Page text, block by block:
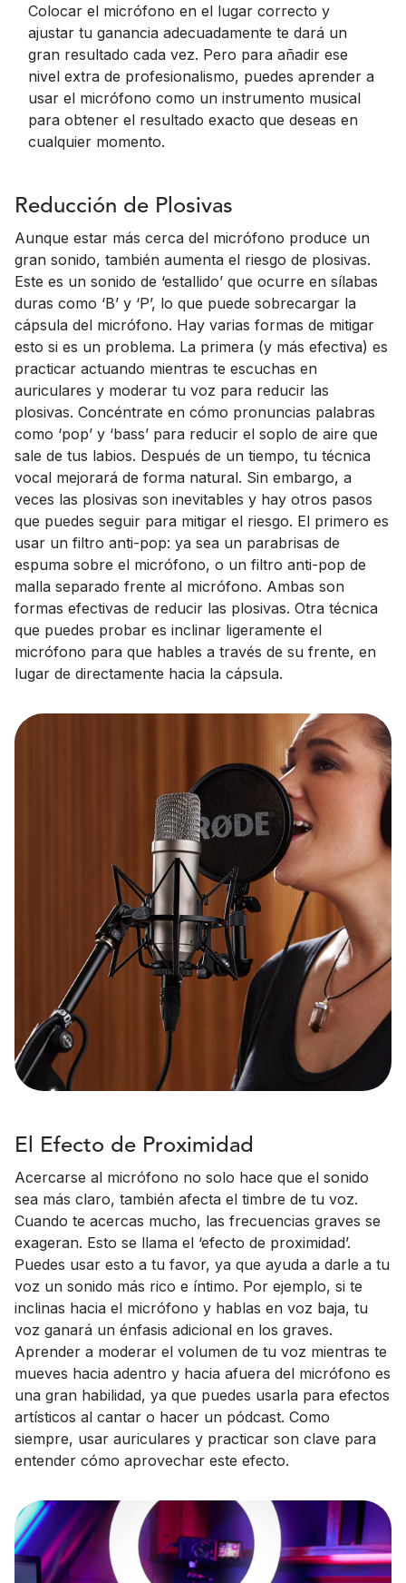
Colocar el micrófono en el lugar correcto y
ajustar tu ganancia adecuadamente te dará un
gran resultado cada vez. Pero para añadir ese
nivel extra de profesionalismo, puedes aprender a
usar el micrófono como un instrumento musical
para obtener el resultado exacto que deseas en
cualquier momento.
Reducción de Plosivas
Aunque estar más cerca del micrófono produce un
gran sonido, también aumenta el riesgo de plosivas.
Este es un sonido de ‘estallido’ que ocurre en sílabas
duras como ‘B’ y ‘P’, lo que puede sobrecargar la
cápsula del micrófono. Hay varias formas de mitigar
esto si es un problema. La primera (y más efectiva) es
practicar actuando mientras te escuchas en
auriculares y moderar tu voz para reducir las
plosivas. Concéntrate en cómo pronuncias palabras
como ‘pop’ y ‘bass’ para reducir el soplo de aire que
sale de tus labios. Después de un tiempo, tu técnica
vocal mejorará de forma natural. Sin embargo, a
veces las plosivas son inevitables y hay otros pasos
que puedes seguir para mitigar el riesgo. El primero es
usar un filtro anti-pop: ya sea un parabrisas de
espuma sobre el micrófono, o un filtro anti-pop de
malla separado frente al micrófono. Ambas son
formas efectivas de reducir las plosivas. Otra técnica
que puedes probar es inclinar ligeramente el
micrófono para que hables a través de su frente, en
lugar de directamente hacia la cápsula.
El Efecto de Proximidad
Acercarse al micrófono no solo hace que el sonido
sea más claro, también afecta el timbre de tu voz.
Cuando te acercas mucho, las frecuencias graves se
exageran. Esto se llama el ‘efecto de proximidad’.
Puedes usar esto a tu favor, ya que ayuda a darle a tu
voz un sonido más rico e íntimo. Por ejemplo, si te
inclinas hacia el micrófono y hablas en voz baja, tu
voz ganará un énfasis adicional en los graves.
Aprender a moderar el volumen de tu voz mientras te
mueves hacia adentro y hacia afuera del micrófono es
una gran habilidad, ya que puedes usarla para efectos
artísticos al cantar o hacer un pódcast. Como
siempre, usar auriculares y practicar son clave para
entender cómo aprovechar este efecto.